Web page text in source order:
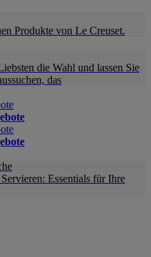
Produkte von Le Creuset.
die Wahl und lassen Sie
das
Essentials für Ihre